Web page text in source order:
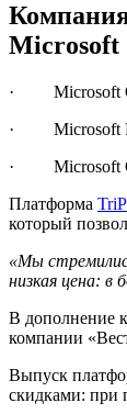
Компания
Microsoft
· Microsoft
· Microsoft
· Microsoft
Платформа
который
«Мы
низкая цена:
В дополнение
компании
Выпуск
скидками: при